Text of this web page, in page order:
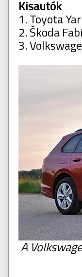
Kisautók
1. Toyota
2. Škoda
3.
A